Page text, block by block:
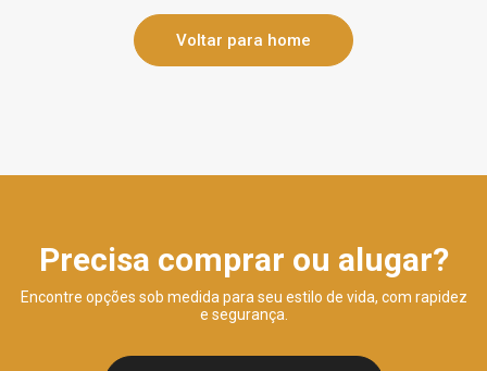
Voltar para home
Precisa comprar ou alugar?
Encontre opções sob medida para seu estilo de vida, com rapidez
e segurança.